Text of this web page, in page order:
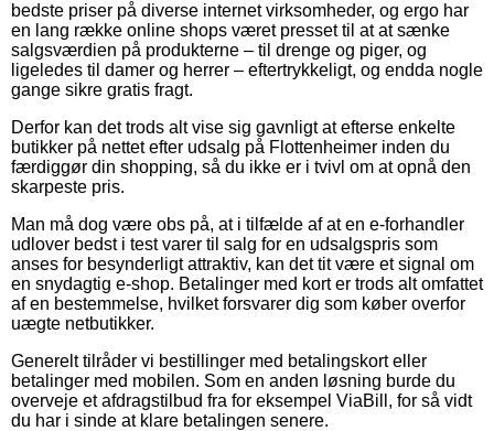
bedste priser på diverse internet virksomheder, og ergo har
en lang række online shops været presset til at at sænke
salgsværdien på produkterne – til drenge og piger, og
ligeledes til damer og herrer – eftertrykkeligt, og endda nogle
gange sikre gratis fragt.
Derfor kan det trods alt vise sig gavnligt at efterse enkelte
butikker på nettet efter udsalg på Flottenheimer inden du
færdiggør din shopping, så du ikke er i tvivl om at opnå den
skarpeste pris.
Man må dog være obs på, at i tilfælde af at en e-forhandler
udlover bedst i test varer til salg for en udsalgspris som
anses for besynderligt attraktiv, kan det tit være et signal om
en snydagtig e-shop. Betalinger med kort er trods alt omfattet
af en bestemmelse, hvilket forsvarer dig som køber overfor
uægte netbutikker.
Generelt tilråder vi bestillinger med betalingskort eller
betalinger med mobilen. Som en anden løsning burde du
overveje et afdragstilbud fra for eksempel ViaBill, for så vidt
du har i sinde at klare betalingen senere.